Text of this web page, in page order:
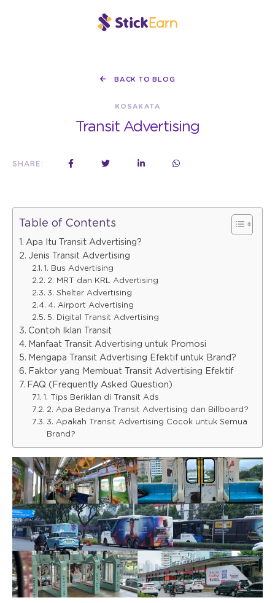
BACK TO BLOG
KOSAKATA
Transit Advertising
SHARE:
Table of Contents
Apa Itu Transit Advertising?
Jenis Transit Advertising
1. Bus Advertising
2. MRT dan KRL Advertising
3. Shelter Advertising
4. Airport Advertising
5. Digital Transit Advertising
Contoh Iklan Transit
Manfaat Transit Advertising untuk Promosi
Mengapa Transit Advertising Efektif untuk Brand?
Faktor yang Membuat Transit Advertising Efektif
FAQ (Frequently Asked Question)
1. Tips Beriklan di Transit Ads
2. Apa Bedanya Transit Advertising dan Billboard?
3. Apakah Transit Advertising Cocok untuk Semua
Brand?